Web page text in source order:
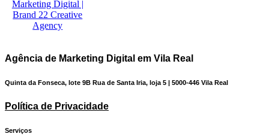
Agência de Marketing Digital em Vila Real
Quinta da Fonseca, lote 9B Rua de Santa Iria, loja 5 | 5000-446 Vila Real
Política de Privacidade
Serviços